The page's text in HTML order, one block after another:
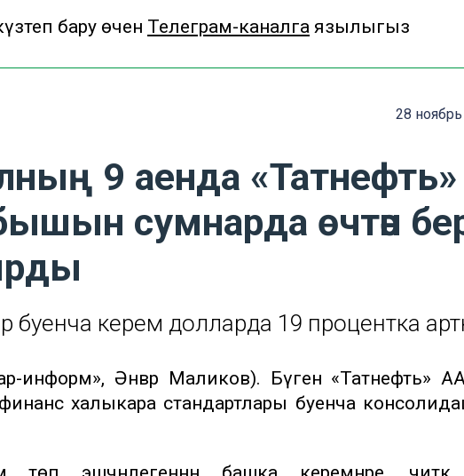
бару өчен Телеграм-каналга язылыгыз
28
9 аенда «Татнефть»
сумнарда өчтән
буенча керем долларда 19 процентка
информ», Әнвәр Маликов). Бүген «Татнефть»
халыкара стандартлары буенча